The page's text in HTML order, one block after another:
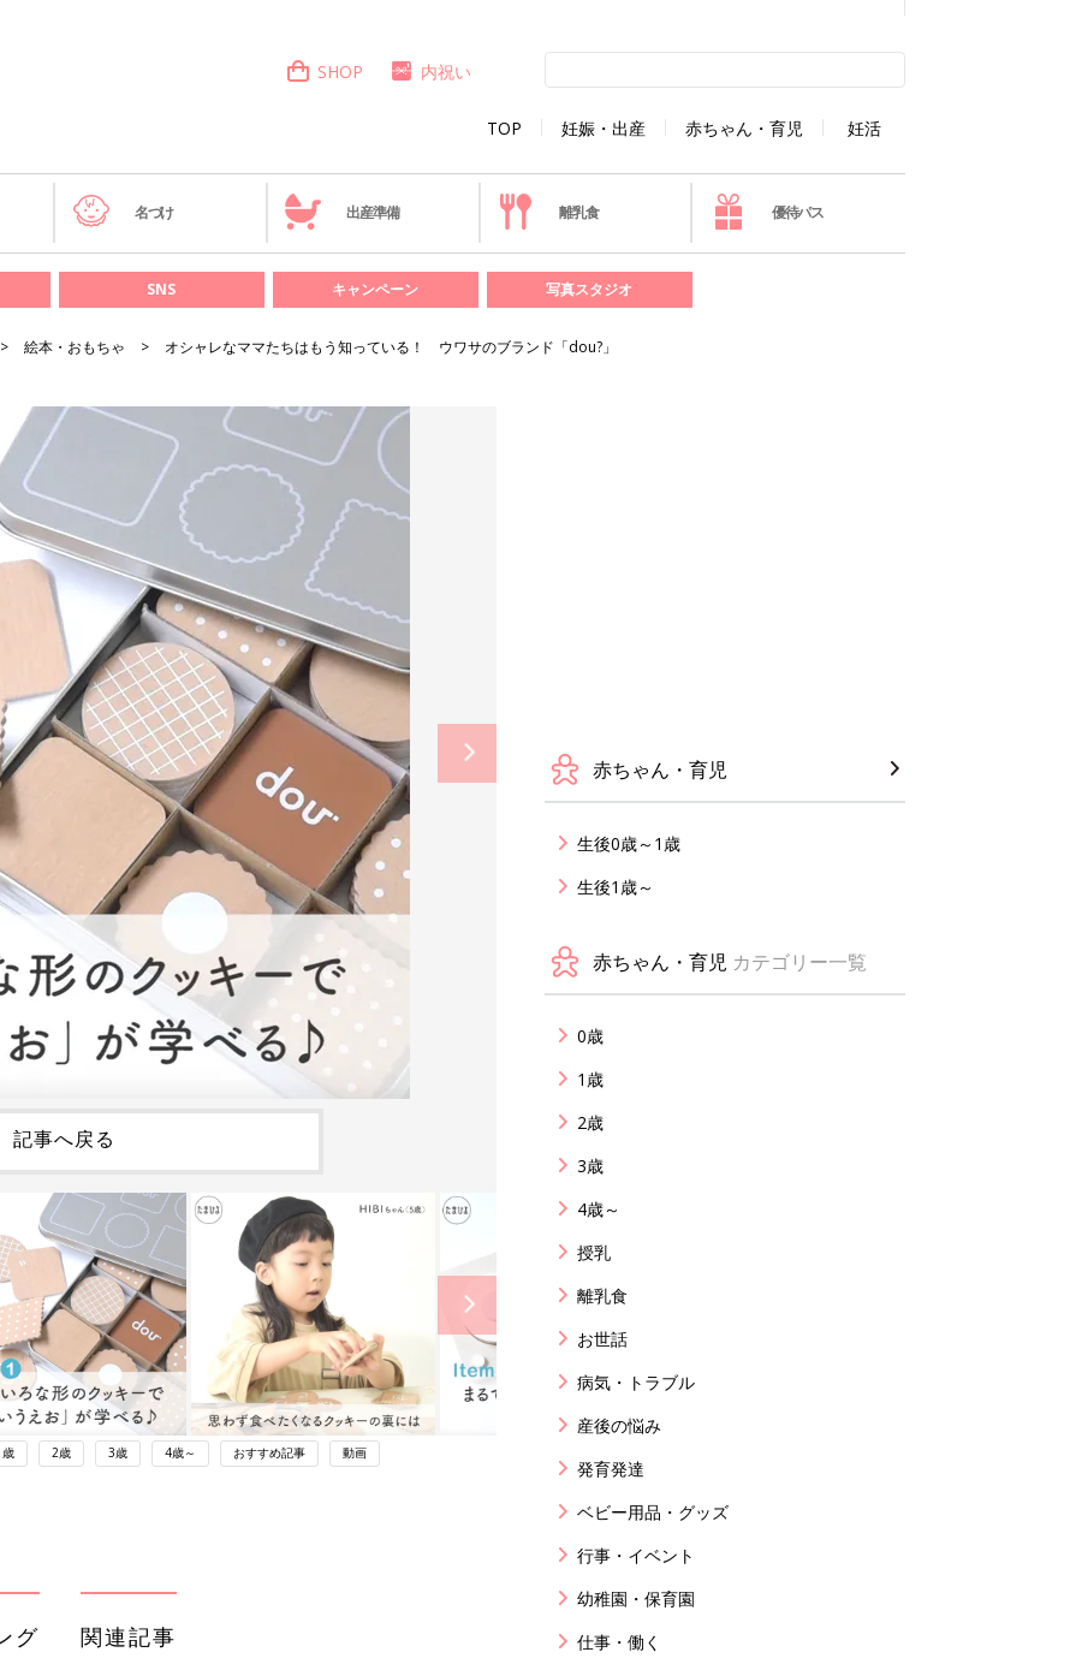
TOP 妊娠・出産 赤ちゃん・育児 妊活
SHOP 内祝い
名づけ 出産準備 離乳食 優待パス
SNS キャンペーン 写真スタジオ
絵本・おもちゃ オシャレなママたちはもう知っている！ ウワサのブランド「dou?」
記事へ戻る
歳 2歳 3歳 4歳～ おすすめ記事 動画
グ 関連記事
赤ちゃん・育児
生後0歳～1歳
生後1歳～
赤ちゃん・育児 カテゴリー一覧
0歳
1歳
2歳
3歳
4歳～
授乳
離乳食
お世話
病気・トラブル
産後の悩み
発育発達
ベビー用品・グッズ
行事・イベント
幼稚園・保育園
仕事・働く